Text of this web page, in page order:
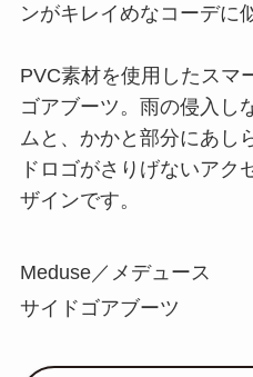
ンがキレイめなコーデに
PVC素材を使用したスマ
ゴアブーツ。雨の侵入し
ムと、かかと部分にあし
ドロゴがさりげないアク
ザインです。
Meduse／メデュース
サイドゴアブーツ